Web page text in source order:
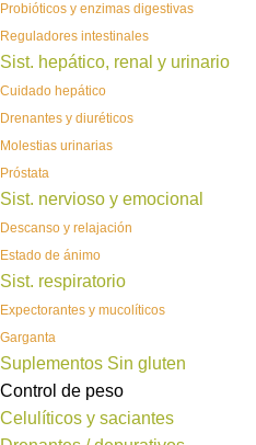
Probióticos y enzimas digestivas
Reguladores intestinales
Sist. hepático, renal y urinario
Cuidado hepático
Drenantes y diuréticos
Molestias urinarias
Próstata
Sist. nervioso y emocional
Descanso y relajación
Estado de ánimo
Sist. respiratorio
Expectorantes y mucolíticos
Garganta
Suplementos Sin gluten
Control de peso
Celulíticos y saciantes